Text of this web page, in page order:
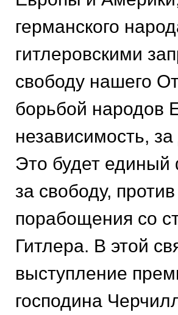
германского
гитлеровскими
свободу нашего
борьбой народов
независимость,
Это будет
за свободу,
порабощения со
Гитлера. В этой
выступление
господина